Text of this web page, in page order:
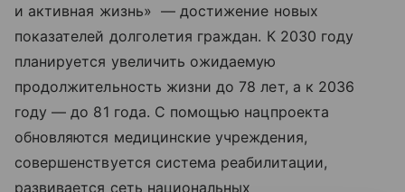
и активная жизнь» — достижение новых
показателей долголетия граждан. К 2030 году
планируется увеличить ожидаемую
продолжительность жизни до 78 лет, а к 2036
году — до 81 года. С помощью нацпроекта
обновляются медицинские учреждения,
совершенствуется система реабилитации,
развивается сеть национальных